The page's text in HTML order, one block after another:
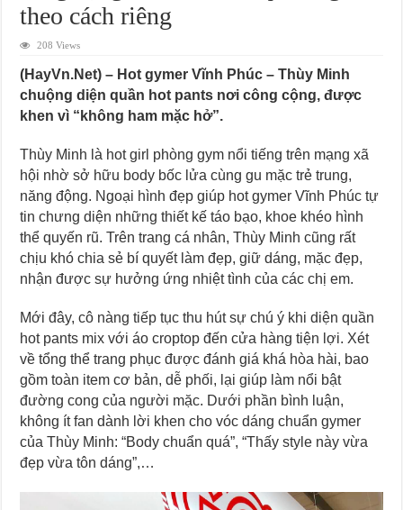
theo cách riêng
208 Views
(HayVn.Net) – Hot gymer Vĩnh Phúc – Thùy Minh
chuộng diện quần hot pants nơi công cộng, được
khen vì “không ham mặc hở”.
Thùy Minh là hot girl phòng gym nổi tiếng trên mạng xã
hội nhờ sở hữu body bốc lửa cùng gu mặc trẻ trung,
năng động. Ngoại hình đẹp giúp hot gymer Vĩnh Phúc tự
tin chưng diện những thiết kế táo bạo, khoe khéo hình
thể quyến rũ. Trên trang cá nhân, Thùy Minh cũng rất
chịu khó chia sẻ bí quyết làm đẹp, giữ dáng, mặc đẹp,
nhận được sự hưởng ứng nhiệt tình của các chị em.
Mới đây, cô nàng tiếp tục thu hút sự chú ý khi diện quần
hot pants mix với áo croptop đến cửa hàng tiện lợi. Xét
về tổng thể trang phục được đánh giá khá hòa hài, bao
gồm toàn item cơ bản, dễ phối, lại giúp làm nổi bật
đường cong của người mặc. Dưới phần bình luận,
không ít fan dành lời khen cho vóc dáng chuẩn gymer
của Thùy Minh: “Body chuẩn quá”, “Thấy style này vừa
đẹp vừa tôn dáng”,…